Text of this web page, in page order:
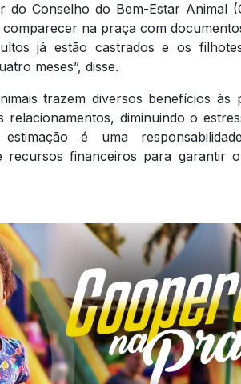
Conselho do Bem-Estar Animal
na praça com
já estão castrados e os
meses”, disse.
trazem diversos benefícios às
diminuindo o
é uma
recursos financeiros para garantir